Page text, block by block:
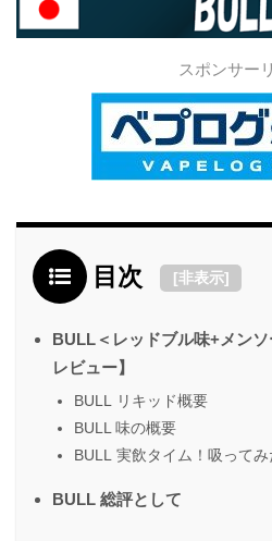
スポンサー
目次 [非表示]
BULL＜レッドブル味+メン
レビュー】
BULL リキッド概要
BULL 味の概要
BULL 実飲タイム！吸ってみ
BULL 総評として